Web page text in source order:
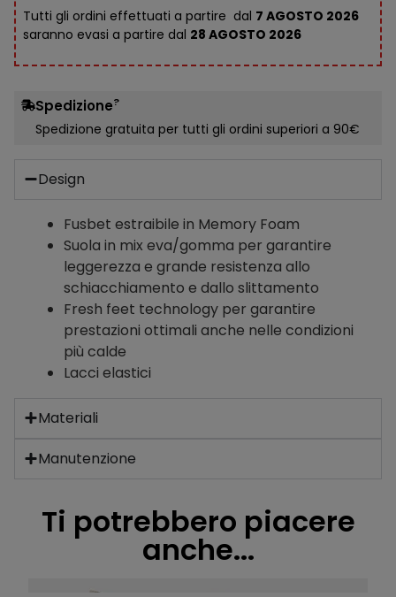
Tutti gli ordini effettuati a partire dal 7 AGOSTO 2026
saranno evasi a partire dal 28 AGOSTO 2026
Spedizione?
Spedizione gratuita per tutti gli ordini superiori a 90€
Design
Fusbet estraibile in Memory Foam
Suola in mix eva/gomma per garantire
leggerezza e grande resistenza allo
schiacchiamento e dallo slittamento
Fresh feet technology per garantire
prestazioni ottimali anche nelle condizioni
più calde
Lacci elastici
Materiali
Manutenzione
Ti potrebbero piacere
anche...